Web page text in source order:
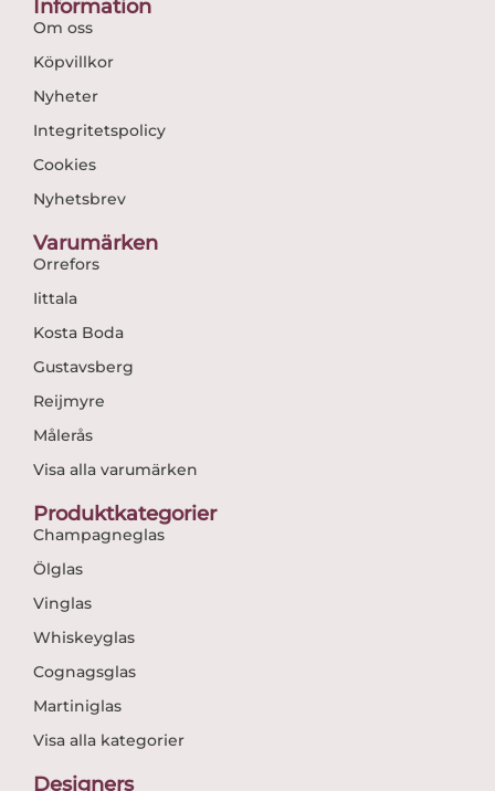
Information
Om oss
Köpvillkor
Nyheter
Integritetspolicy
Cookies
Nyhetsbrev
Varumärken
Orrefors
Iittala
Kosta Boda
Gustavsberg
Reijmyre
Målerås
Visa alla varumärken
Produktkategorier
Champagneglas
Ölglas
Vinglas
Whiskeyglas
Cognagsglas
Martiniglas
Visa alla kategorier
Designers